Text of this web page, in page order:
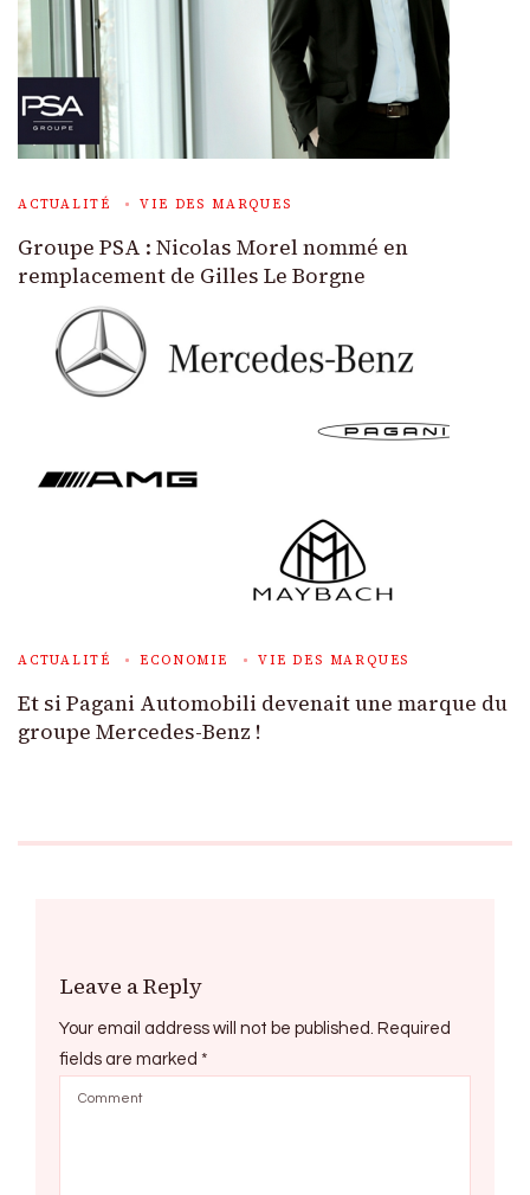
ACTUALITÉ VIE DES MARQUES
Groupe PSA : Nicolas Morel nommé en
remplacement de Gilles Le Borgne
ACTUALITÉ ECONOMIE VIE DES MARQUES
Et si Pagani Automobili devenait une marque du
groupe Mercedes-Benz !
Leave a Reply
Your email address will not be published. Required
fields are marked *